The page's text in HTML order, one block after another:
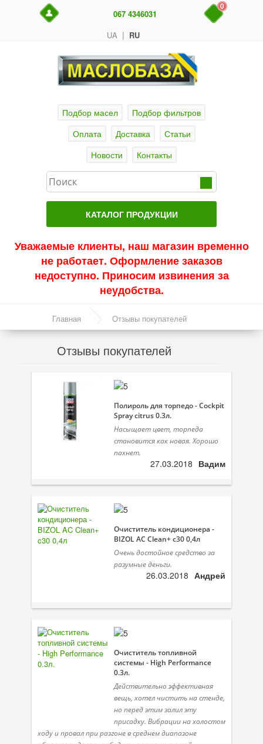
UA | RU
067 4346031
0
Подбор масел
Подбор фильтров
Оплата
Доставка
Статьи
Новости
Контакты
КАТАЛОГ ПРОДУКЦИИ
Актуальные продукты
Акции
Синтетические масла
Полусинтетические масла
Масло с молибденом
Линейка масел Molygen
Линейка масел Top Tec
Линейка масел Special Tec
Присадки
Присадки в масло
Присадки в системы охлаждения
Трансмиссионные масла
Сервисные продукты
Клеи и герметики
Уважаемые клиенты, наш магазин временно
не работает. Оформление заказов
недоступно. Приносим извинения за
неудобства.
Главная Отзывы покупателей
Отзывы покупателей
Полироль для торпедо - Cockpit
Spray citrus 0.3л.
Насыщает цвет, торпеда
становится как новая. Хорошо
пахнет.
27.03.2018 Вадим
Очиститель кондиционера -
BIZOL AC Clean+ c30 0,4л
Очень достойное средство за
разумные деньги.
26.03.2018 Андрей
Очиститель топливной
системы - High Performance
0.3л.
Действительно эффективная
вещь, хотел чистить на стенде,
но перед этим залил эту
присадку. Вибрации на холостом
ходу и провал при разгоне в среднем диапазоне